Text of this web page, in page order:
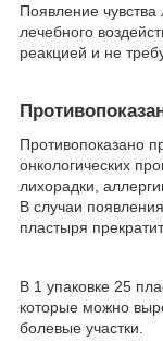
Появление чувства
лечебного
реакцией и не
Противопоказано
онкологических
лихорадки,
В случаи
пластыря
В 1 упаковке 25
которые можно
болевые участки.